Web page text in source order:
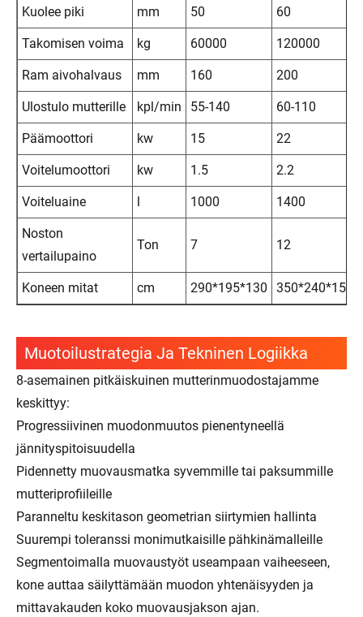
Kuolee piki mm 50 60
Takomisen voima kg 60000 120000
Ram aivohalvaus mm 160 200
Ulostulo mutterille kpl/min 55-140 60-110
Päämoottori kw 15 22
Voitelumoottori kw 1.5 2.2
Voiteluaine l 1000 1400
Noston
vertailupaino
Ton 7 12
Koneen mitat cm 290*195*130 350*240*150
Muotoilustrategia Ja Tekninen Logiikka
8-asemainen pitkäiskuinen mutterinmuodostajamme
keskittyy:
Progressiivinen muodonmuutos pienentyneellä
jännityspitoisuudella
Pidennetty muovausmatka syvemmille tai paksummille
mutteriprofiileille
Paranneltu keskitason geometrian siirtymien hallinta
Suurempi toleranssi monimutkaisille pähkinämalleille
Segmentoimalla muovaustyöt useampaan vaiheeseen,
kone auttaa säilyttämään muodon yhtenäisyyden ja
mittavakauden koko muovausjakson ajan.